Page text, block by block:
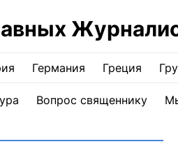
Германия Греция
Вопрос священнику